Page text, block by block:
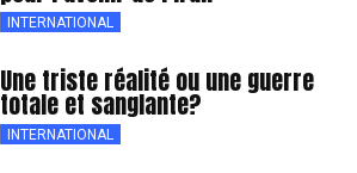
INTERNATIONAL
Une triste réalité ou une guerre
totale et sanglante?
INTERNATIONAL